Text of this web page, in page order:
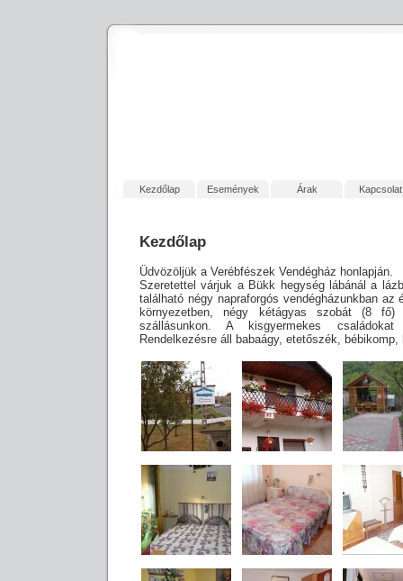
Kezdőlap Események Árak Kapcsolat
Kezdőlap
Üdvözöljük a Verébfészek Vendégház honlapján.
Szeretettel várjuk a Bükk hegység lábánál a
található négy napraforgós vendégházunkban az
környezetben, négy kétágyas szobát (8 fő)
szállásunkon. A kisgyermekes
Rendelkezésre áll babaágy, etetőszék,